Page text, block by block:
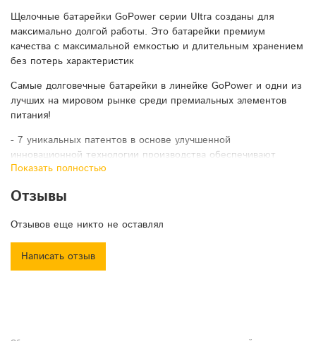
Щелочные батарейки GoPower серии Ultra созданы для
максимально долгой работы. Это батарейки премиум
качества с максимальной емкостью и длительным хранением
без потерь характеристик
Самые долговечные батарейки в линейке GoPower и одни из
лучших на мировом рынке среди премиальных элементов
питания!
- 7 уникальных патентов в основе улучшенной
инновационной технологии производства обеспечивают
непревзойденные эксплуатационные характеристики.
- 12 лет хранения
Благодаря особой конструкции корпуса и использованию
лучших компонентов обеспечивается минимальный
отрасли для щелочных элементов питания.
Типоразмер: LR6 AA.
Показать полностью
Отзывы
Отзывов еще никто не оставлял
Написать отзыв